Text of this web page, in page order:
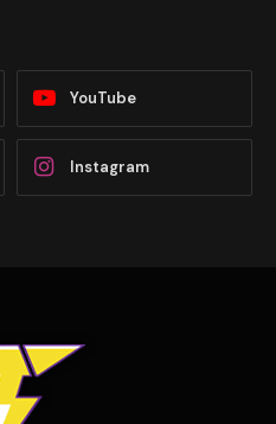
YouTube
Instagram